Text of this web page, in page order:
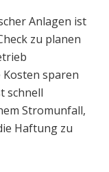
Anlagen ist
zu planen
sparen
schnell
Stromunfall,
Haftung zu